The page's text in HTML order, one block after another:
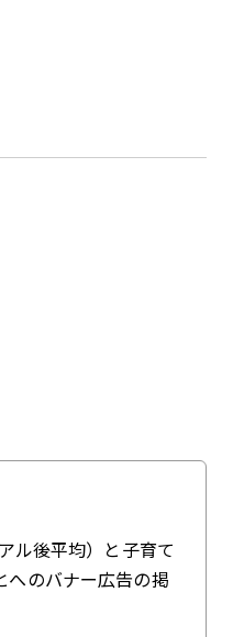
ル後平均）と子育て
へのバナー広告の掲